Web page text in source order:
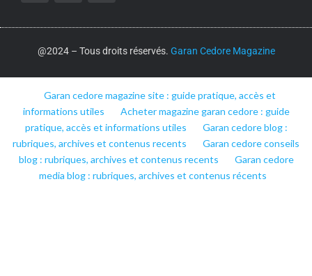
@2024 – Tous droits réservés. Garan Cedore Magazine
Garan cedore magazine site : guide pratique, accès et
informations utiles
Acheter magazine garan cedore : guide
pratique, accès et informations utiles
Garan cedore blog :
rubriques, archives et contenus recents
Garan cedore conseils
blog : rubriques, archives et contenus recents
Garan cedore
media blog : rubriques, archives et contenus récents